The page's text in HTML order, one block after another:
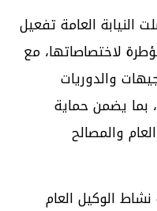
العامة تفعيل
لاختصاصاتها، مع
والدوريات
بما يضمن حماية
والمصالح
الوكيل العام